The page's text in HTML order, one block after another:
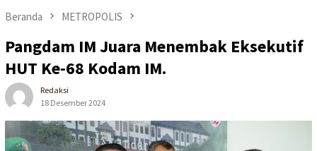
Beranda METROPOLIS
Pangdam IM Juara Menembak Eksekutif
HUT Ke-68 Kodam IM.
Redaksi
18 Desember 2024